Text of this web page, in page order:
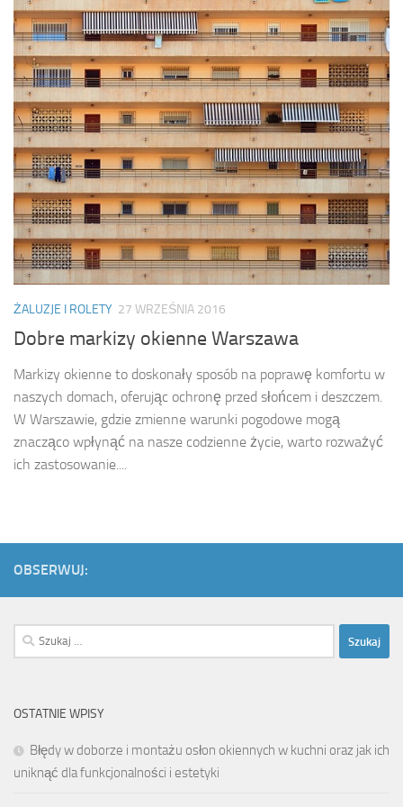
ŻALUZJE I ROLETY 27 WRZEŚNIA 2016
Dobre markizy okienne Warszawa
Markizy okienne to doskonały sposób na poprawę komfortu w
naszych domach, oferując ochronę przed słońcem i deszczem.
W Warszawie, gdzie zmienne warunki pogodowe mogą
znacząco wpłynąć na nasze codzienne życie, warto rozważyć
ich zastosowanie....
OBSERWUJ:
Szukaj:
OSTATNIE WPISY
Błędy w doborze i montażu osłon okiennych w kuchni oraz jak ich
uniknąć dla funkcjonalności i estetyki